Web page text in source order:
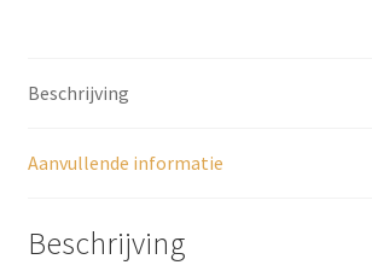
Beschrijving
Aanvullende informatie
Beschrijving